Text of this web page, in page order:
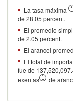
La tasa máxima
de 28.05 percent.
El promedio
de 2.05 percent.
El arancel
El total de
fue de
exentas
de